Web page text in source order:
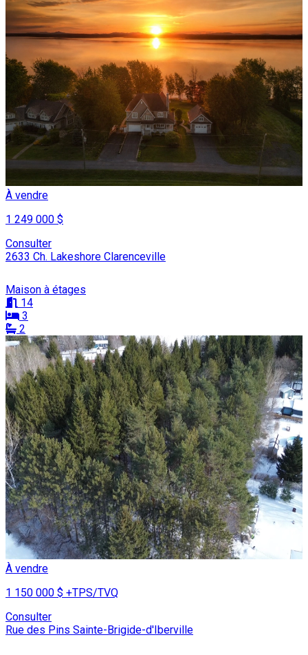
À vendre
1 249 000 $
Consulter
2633 Ch. Lakeshore Clarenceville
Maison à étages
14
3
2
À vendre
1 150 000 $ +TPS/TVQ
Consulter
Rue des Pins Sainte-Brigide-d'Iberville